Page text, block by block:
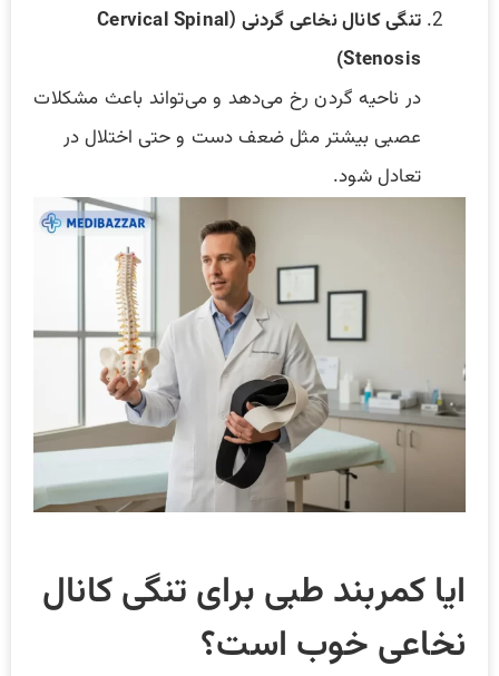
تنگی کانال نخاعی گردنی (Cervical Spinal
Stenosis)
در ناحیه گردن رخ می‌دهد و می‌تواند باعث مشکلات
عصبی بیشتر مثل ضعف دست و حتی اختلال در
تعادل شود.
ایا کمربند طبی برای تنگی کانال
نخاعی خوب است؟